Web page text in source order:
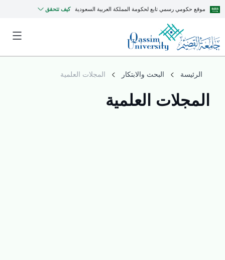
موقع حكومي رسمي تابع لحكومة المملكة العربية السعودية كيف تتحقق
الرئيسة البحث والابتكار المجلات العلمية
المجلات العلمية